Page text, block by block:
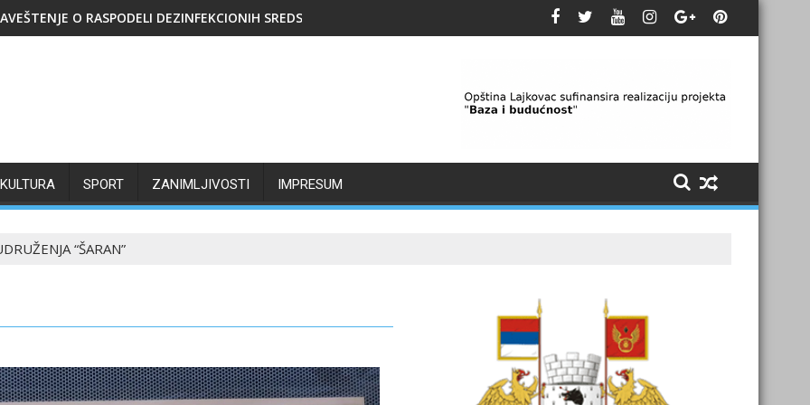
O RASPODELI DEZINFEKCIONIH SREDSTAVA
KULTURA SPORT ZANIMLJIVOSTI IMPRESUM
“ŠARAN”